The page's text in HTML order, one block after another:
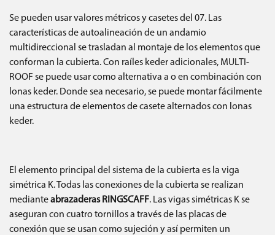
Se pueden usar valores métricos y casetes del 07. Las
características de autoalineación de un andamio
multidireccional se trasladan al montaje de los elementos que
conforman la cubierta. Con raíles keder adicionales, MULTI-
ROOF se puede usar como alternativa a o en combinación con
lonas keder. Donde sea necesario, se puede montar fácilmente
una estructura de elementos de casete alternados con lonas
keder.
El elemento principal del sistema de la cubierta es la viga
simétrica K. Todas las conexiones de la cubierta se realizan
medianteabrazaderas RINGSCAFF. Las vigas simétricas K se
aseguran con cuatro tornillos a través de las placas de
conexión que se usan como sujeción y así permiten un